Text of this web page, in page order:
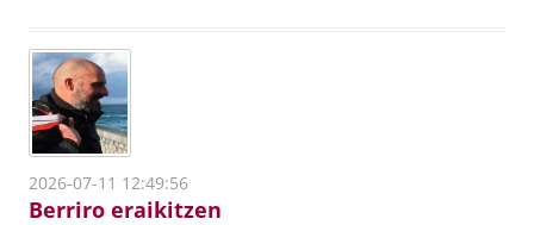
2026-07-11 12:49:56
Berriro eraikitzen